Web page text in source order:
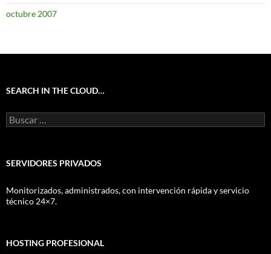
octubre 2007
SEARCH IN THE CLOUD…
Buscar:
SERVIDORES PRIVADOS
Monitorizados, administrados, con intervención rápida y servicio
técnico 24×7.
HOSTING PROFESIONAL